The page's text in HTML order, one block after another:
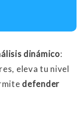
dinámico:
eleva tu nivel
defender